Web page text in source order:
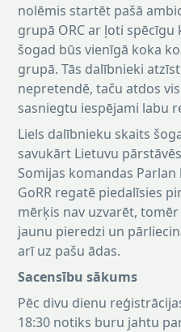
nolēmis startēt pašā
grupā ORC ar ļoti
šogad būs vienīgā koka
grupā. Tās dalībnieki
nepretendē, taču atdos
sasniegtu iespējami labu
Liels dalībnieku skaits
savukārt Lietuvu
Somijas komandas
GoRR regatē piedalīsies
mērķis nav uzvarēt,
jaunu pieredzi un
arī uz pašu ādas.
Sacensību sākums
Pēc divu dienu
18:30 notiks buru jahtu